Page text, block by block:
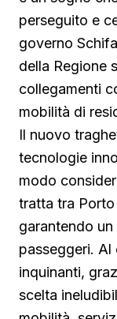
perseguito e
governo
della Regione
collegamenti
mobilità di
Il nuovo
tecnologie
modo
tratta tra
garantendo
passeggeri. Al
inquinanti,
scelta